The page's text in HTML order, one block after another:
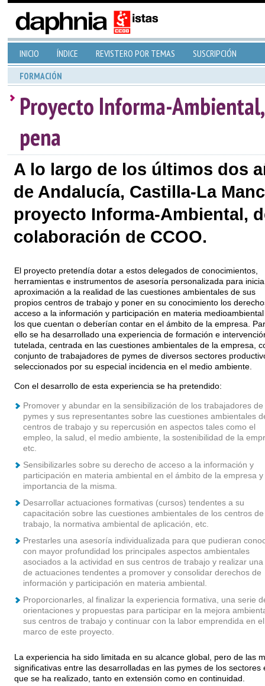
INICIO ÍNDICE REVISTERO POR TEMAS SUSCRIPCIÓN
FORMACIÓN
Proyecto Informa-
pena
A lo largo de los últimos dos
de Andalucía, Castilla-La
proyecto Informa-Ambiental,
colaboración de CCOO.
El proyecto pretendía dotar a estos delegados de conocimientos,
herramientas e instrumentos de asesoría personalizada para
aproximación a la realidad de las cuestiones ambientales de sus
propios centros de trabajo y poner en su conocimiento los
acceso a la información y participación en materia
los que cuentan o deberían contar en el ámbito de la empresa.
ello se ha desarrollado una experiencia de formación e
tutelada, centrada en las cuestiones ambientales de la empresa,
conjunto de trabajadores de pymes de diversos sectores
seleccionados por su especial incidencia en el medio ambiente.
Con el desarrollo de esta experiencia se ha pretendido:
Promover y abundar en la sensibilización de los trabajadores de
pymes y sus representantes sobre las cuestiones ambientales
centros de trabajo y su repercusión en aspectos tales como el
empleo, la salud, el medio ambiente, la sostenibilidad de la
etc.
Sensibilizarles sobre su derecho de acceso a la información y
participación en materia ambiental en el ámbito de la empresa y
importancia de la misma.
Desarrollar actuaciones formativas (cursos) tendentes a su
capacitación sobre las cuestiones ambientales de los centros de
trabajo, la normativa ambiental de aplicación, etc.
Prestarles una asesoría individualizada para que pudieran
con mayor profundidad los principales aspectos ambientales
asociados a la actividad en sus centros de trabajo y realizar una
de actuaciones tendentes a promover y consolidar derechos de
información y participación en materia ambiental.
Proporcionarles, al finalizar la experiencia formativa, una serie
orientaciones y propuestas para participar en la mejora
sus centros de trabajo y continuar con la labor emprendida en el
marco de este proyecto.
La experiencia ha sido limitada en su alcance global, pero de las
significativas entre las desarrolladas en las pymes de los sectores
que se ha realizado, tanto en extensión como en continuidad.